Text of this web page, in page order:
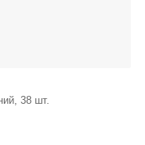
38 шт.